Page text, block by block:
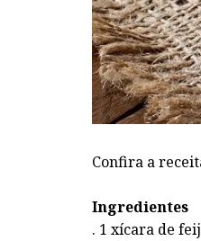
Confira a
Ingredientes
. 1 xícara de